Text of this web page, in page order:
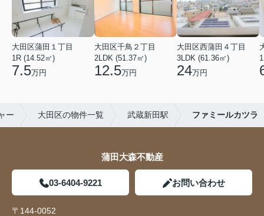
大田区蒲田１丁目
1R (14.52㎡)
7.5万円
大田区千鳥２丁目
2LDK (51.37㎡)
12.5万円
大田区西蒲田４丁目
3LDK (61.36㎡)
24万円
ー 大田区の物件一覧 武蔵新田駅 ファミールカツラ
蒲田大森不動産
03-6404-9221 お問い合わせ
〒144-0052